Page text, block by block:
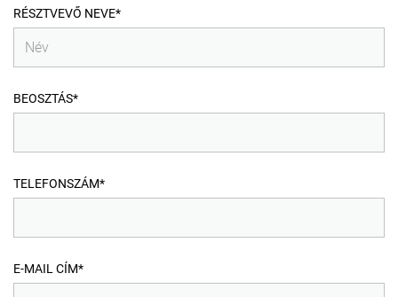
RÉSZTVEVŐ NEVE*
BEOSZTÁS*
TELEFONSZÁM*
E-MAIL CÍM*